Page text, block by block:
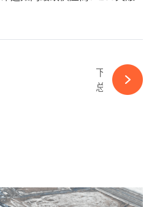
下一篇
总投资50亿！新霖飞光伏项目正式投产-必赢体育app官方平台